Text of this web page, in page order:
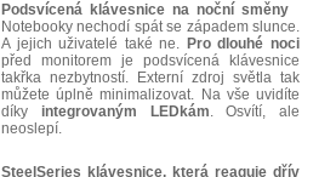
Podsvícená klávesnice na noční směny
Notebooky nechodí spát se západem slunce.
A jejich uživatelé také ne. Pro dlouhé noci
před monitorem je podsvícená klávesnice
takřka nezbytností. Externí zdroj světla tak
můžete úplně minimalizovat. Na vše uvidíte
díky integrovaným LEDkám. Osvítí, ale
neoslepí.
SteelSeries klávesnice, která reaguje dřív